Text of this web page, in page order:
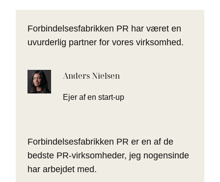
Forbindelsesfabrikken PR har været en
uvurderlig partner for vores virksomhed.
Anders Nielsen
Ejer af en start-up
Forbindelsesfabrikken PR er en af de
bedste PR-virksomheder, jeg nogensinde
har arbejdet med.